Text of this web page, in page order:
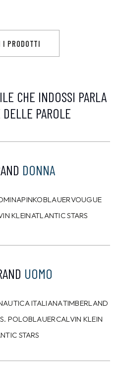
I PRODOTTI
CHE INDOSSI PARLA
PAROLE
DONNA
PINKOBLAUERVOUGUE
KLEINATLANTIC STARS
UOMO
ITALIANATIMBERLAND
POLOBLAUERCALVIN KLEIN
STARS